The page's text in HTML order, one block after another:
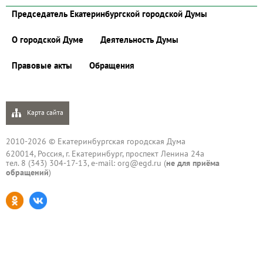
Председатель Екатеринбургской городской Думы
О городской Думе Деятельность Думы
Правовые акты Обращения
Карта сайта
2010-2026 © Екатеринбургская городская Дума
620014, Россия, г. Екатеринбург, проспект Ленина 24а
тел. 8 (343) 304-17-13, e-mail: org@egd.ru (не для приёма
обращений)